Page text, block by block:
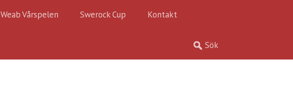
Weab Vårspelen Swerock Cup Kontakt